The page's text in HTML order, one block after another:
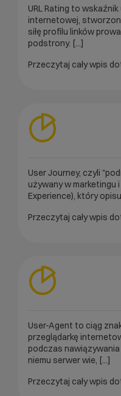
URL Rating to
internetowej,
siłę profilu linków
podstrony. [...]
Przeczytaj cały wpis
User Journey, czyli
używany w marketingu
Experience), który
Przeczytaj cały wpis
User-Agent to ciąg
przeglądarkę
podczas nawiązywania
niemu serwer wie, [...]
Przeczytaj cały wpis